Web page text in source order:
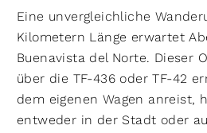
Eine unvergleichliche
Kilometern Länge erwartet
Buenavista del Norte. Dieser
über die TF-436 oder TF-42
dem eigenen Wagen anreist,
entweder in der Stadt oder